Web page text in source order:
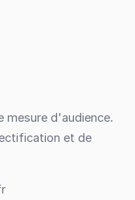
mesure d'audience.
et de